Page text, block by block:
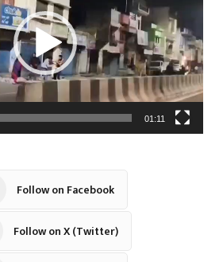
01:11
Follow on Facebook
Follow on X (Twitter)